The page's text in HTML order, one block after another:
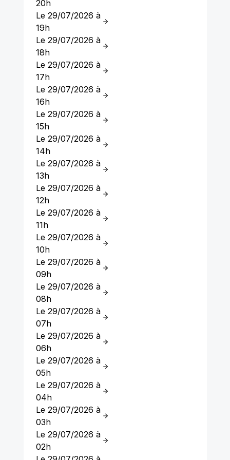
20h
Le 29/07/2026 à
19h
Le 29/07/2026 à
18h
Le 29/07/2026 à
17h
Le 29/07/2026 à
16h
Le 29/07/2026 à
15h
Le 29/07/2026 à
14h
Le 29/07/2026 à
13h
Le 29/07/2026 à
12h
Le 29/07/2026 à
11h
Le 29/07/2026 à
10h
Le 29/07/2026 à
09h
Le 29/07/2026 à
08h
Le 29/07/2026 à
07h
Le 29/07/2026 à
06h
Le 29/07/2026 à
05h
Le 29/07/2026 à
04h
Le 29/07/2026 à
03h
Le 29/07/2026 à
02h